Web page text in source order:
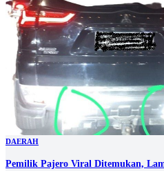
DAERAH
Pemilik Pajero Viral Ditemukan,